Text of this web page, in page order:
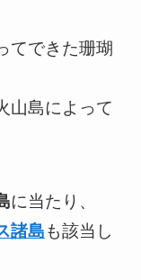
てできた珊瑚
山島によって
に当たり、
諸島も該当し